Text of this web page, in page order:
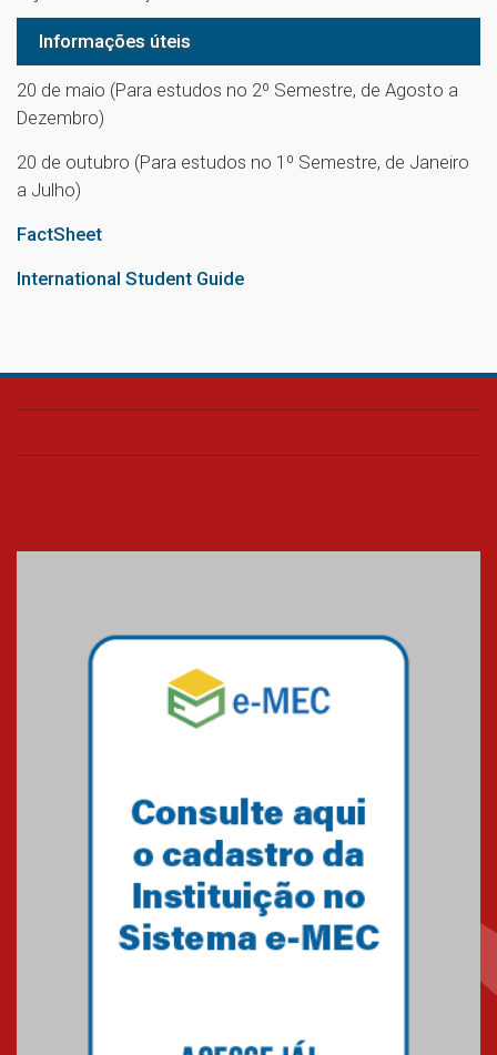
Informações úteis
20 de maio (Para estudos no 2º Semestre, de Agosto a
Dezembro)
20 de outubro (Para estudos no 1º Semestre, de Janeiro
a Julho)
FactSheet
International Student Guide